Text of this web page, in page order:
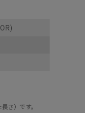
さ）です。